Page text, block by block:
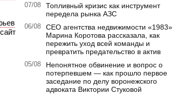
07/08
Топливный кризис как инструмент
передела рынка АЗС
06/08
CEO агентства недвижимости «1983»
Марина Коротова рассказала, как
пережить уход всей команды и
превратить предательство в актив
05/08
Непонятное обвинение и вопрос о
потерпевшем — как прошло первое
заседание по делу воронежского
адвоката Виктории Стуковой